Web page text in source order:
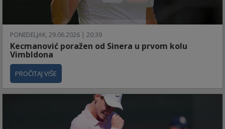
PONEDELJAK, 29.06.2026 | 20:39
Kecmanović poražen od Sinera u prvom kolu
Vimbldona
PROČITAJ VIŠE